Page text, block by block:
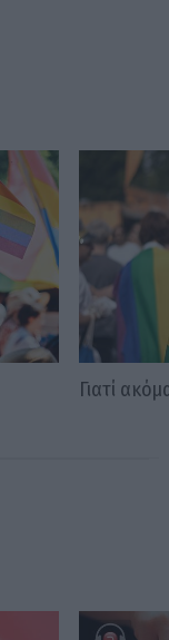
Γιατί